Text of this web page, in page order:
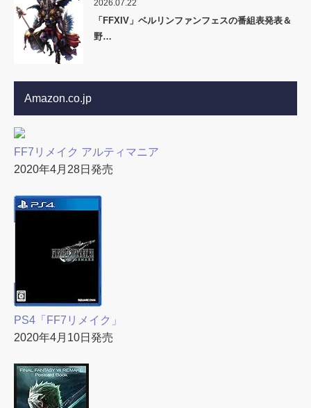
2026.07.22
「FFXIV」ベルリンファンフェスの番組表発表＆
野…
Amazon.co.jp
FF7リメイク アルティマニア
2020年4月28日発売
PS4「FF7リメイク」
2020年4月10日発売